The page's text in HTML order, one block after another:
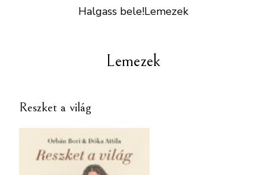
Halgass bele!Lemezek
Lemezek
Reszket a világ